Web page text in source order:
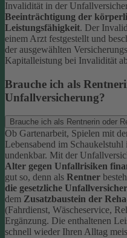
Invalidität in der
Beeinträchtigung der
Leistungsfähigkeit. Der
einem Arzt festgestellt und
der ausgewählten
Kapitalleistung bei Invalidität
Brauche ich als
Unfallversicherung?
Brauche ich als Rentnerin oder
Ob Gartenarbeit, Spielen mit
Lebensabend im
undenkbar. Mit der
Alter gegen Unfallrisiken
gut so, denn als Rentner
die gesetzliche
dem Zusatzbaustein der
(Fahrdienst, Wäscheservice,
Ergänzung. Die enthaltenen
schnell wieder Ihren Alltag